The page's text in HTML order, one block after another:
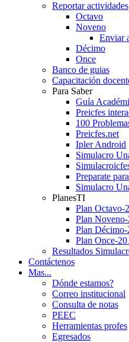
Reportar actividades
Octavo
Noveno
Enviar
Décimo
Once
Banco de guias
Capacitación
Para Saber
Guía
Preicfes
100
Preicfes.net
Ipler Android
Simulacro
Preparate
Simulacro
PlanesTI
Plan Octavo-
Plan
Plan
Plan Once-
Resultados
Contáctenos
Mas...
Dónde estamos?
Correo institucional
Consulta de notas
PEEC
Herramientas profes
Egresados